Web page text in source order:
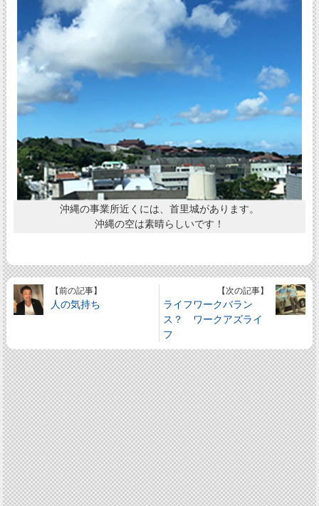
沖縄の事業所近くには、首里城があります。
沖縄の空は素晴らしいです！
【前の記事】
人の気持ち
【次の記事】
ライフワークバラン
ス？ ワークアズライ
フ